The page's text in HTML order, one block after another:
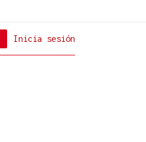
Inicia sesión